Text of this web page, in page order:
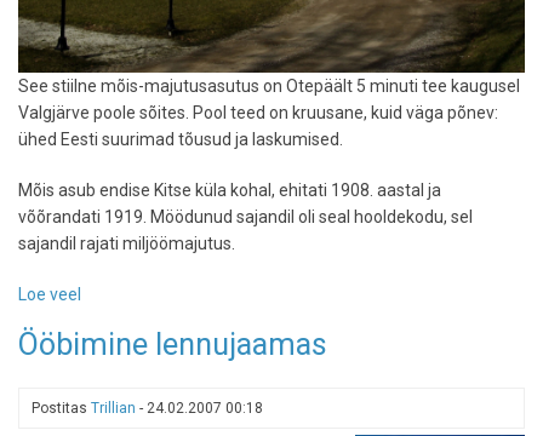
See stiilne mõis-majutusasutus on Otepäält 5 minuti tee kaugusel
Valgjärve poole sõites. Pool teed on kruusane, kuid väga põnev:
ühed Eesti suurimad tõusud ja laskumised.
Mõis asub endise Kitse küla kohal, ehitati 1908. aastal ja
võõrandati 1919. Möödunud sajandil oli seal hooldekodu, sel
sajandil rajati miljöömajutus.
Loe veel
Cantervilla
Ööbimine lennujaamas
Postitas Trillian - 24.02.2007 00:18